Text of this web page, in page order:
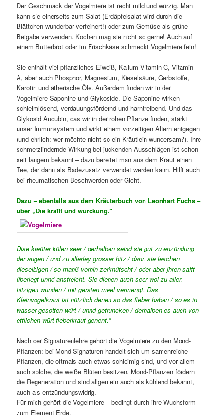
Der Geschmack der Vogelmiere ist recht mild und würzig. Man
kann sie einerseits zum Salat (Erdäpfelsalat wird durch die
Blättchen wunderbar verfeinert!) oder zum Gemüse als grüne
Beigabe verwenden. Kochen mag sie nicht so gerne! Auch auf
einem Butterbrot oder im Frischkäse schmeckt Vogelmiere fein!
Sie enthält viel pflanzliches Eiweiß, Kalium Vitamin C, Vitamin
A, aber auch Phosphor, Magnesium, Kieselsäure, Gerbstoffe,
Karotin und ätherische Öle. Außerdem finden wir in der
Vogelmiere Saponine und Glykoside. Die Saponine wirken
schleimlösend, verdauungsfördernd und harntreibend. Und das
Glykosid Aucubin, das wir in der rohen Pflanze finden, stärkt
unser Immunsystem und wirkt einem vorzeitigen Altern entgegen
(und ehrlich: wer möchte nicht so ein Kräutlein wundersam?). Ihre
schmerzlindernde Wirkung bei juckenden Ausschlägen ist schon
seit langem bekannt – dazu bereitet man aus dem Kraut einen
Tee, der dann als Badezusatz verwendet werden kann. Hilft auch
bei rheumatischen Beschwerden oder Gicht.
Dazu – ebenfalls aus dem Kräuterbuch von Leonhart Fuchs –
über „Die krafft und würckung.“
Dise kreüter külen seer / derhalben seind sie gut zu enzündung
der augen / und zu allerley grosser hitz / dann sie leschen
dieselbigen / so manß vorhin zerknütscht / oder aber jhren safft
überlegt unnd anstreicht. Sie dienen auch seer wol zu allen
hitzigen wunden / mit gersten meel vermengt. Das
Kleinvogelkraut ist nützlich denen so das fieber haben / so es in
wasser gesotten würt / unnd getruncken / derhalben es auch von
ettlichen würt fieberkraut genent.“
Nach der Signaturenlehre gehört die Vogelmiere zu den Mond-
Pflanzen: bei Mond-Signaturen handelt sich um samenreiche
Pflanzen, die oftmals auch etwas schleimig sind, und vor allem
auch solche, die weiße Blüten besitzen. Mond-Pflanzen fördern
die Regeneration und sind allgemein auch als kühlend bekannt,
auch als entzündungswidrig.
Für mich gehört die Vogelmiere – bedingt durch ihre Wuchsform –
zum Element Erde.